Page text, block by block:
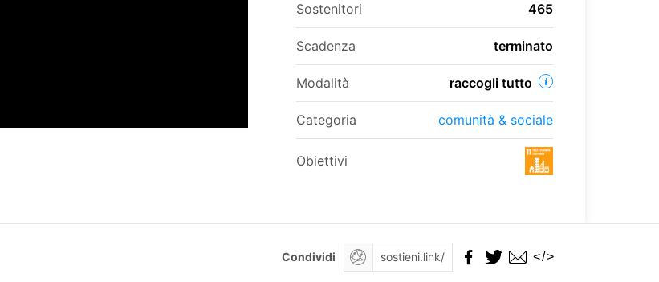
Sostenitori 465
Scadenza terminato
Modalità raccogli tutto
Categoria comunità & sociale
Obiettivi
Condividi </>